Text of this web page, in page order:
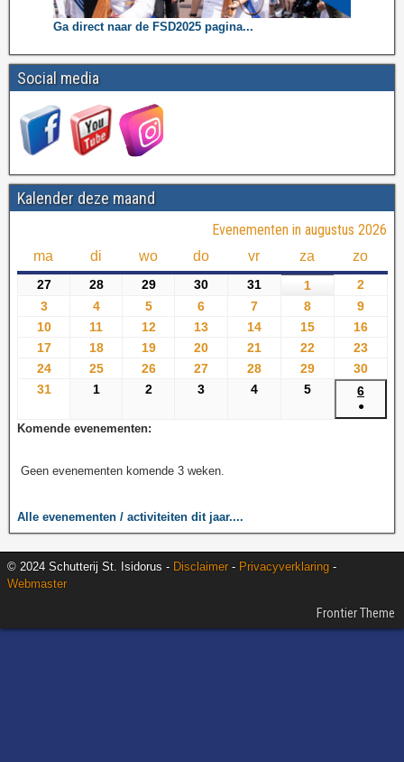
Ga direct naar de FSD2025 pagina...
Social media
Kalender deze maand
Evenementen in augustus 2026
ma di wo do vr za zo
27 28 29 30 31 1
2
3
4 5 6 7 8
9
10
11 12 13 14 15
16
17
18 19 20 21 22
23
24
25 26 27 28 29
30
31
1 2 3 4 5 6
●
Komende evenementen:
Geen evenementen komende 3 weken.
Alle evenementen / activiteiten dit jaar....
© 2024 Schutterij St. Isidorus - Disclaimer - Privacyverklaring -
Webmaster
Frontier Theme